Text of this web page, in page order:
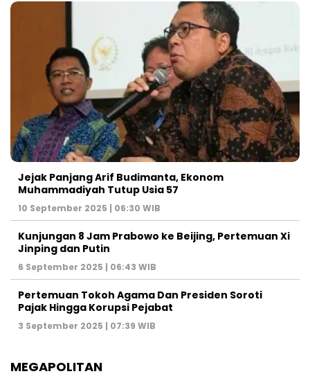
Jejak Panjang Arif Budimanta, Ekonom
Muhammadiyah Tutup Usia 57
10 September 2025 | 06:30 WIB
Kunjungan 8 Jam Prabowo ke Beijing, Pertemuan Xi
Jinping dan Putin
6 September 2025 | 06:43 WIB
Pertemuan Tokoh Agama Dan Presiden Soroti
Pajak Hingga Korupsi Pejabat
3 September 2025 | 07:39 WIB
MEGAPOLITAN